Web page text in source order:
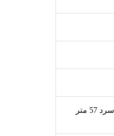
حداکثر فضا در محیط خیلی سرد 48 متر مربع, حداکثر فضا در محیط سرد 57 متر